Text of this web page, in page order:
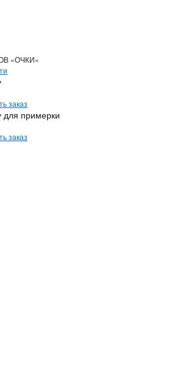
«ОЧКИ»
заказ
для примерки
заказ